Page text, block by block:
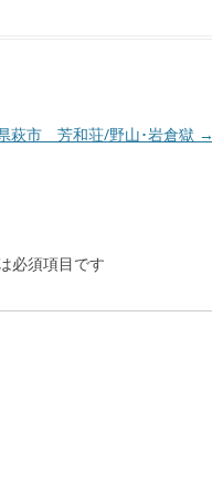
萩市 芳和荘/野山･岩倉獄 →
必須項目です